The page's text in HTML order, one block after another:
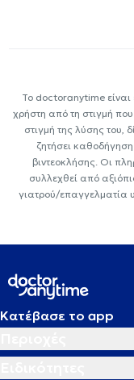
Το doctoranytime είναι
χρήστη από τη στιγμή
στιγμή της λύσης του,
ζητήσει
βιντεοκλήσης. Οι
συλλεχθεί από
γιατρού/επαγγελματία
Κατέβασε το app